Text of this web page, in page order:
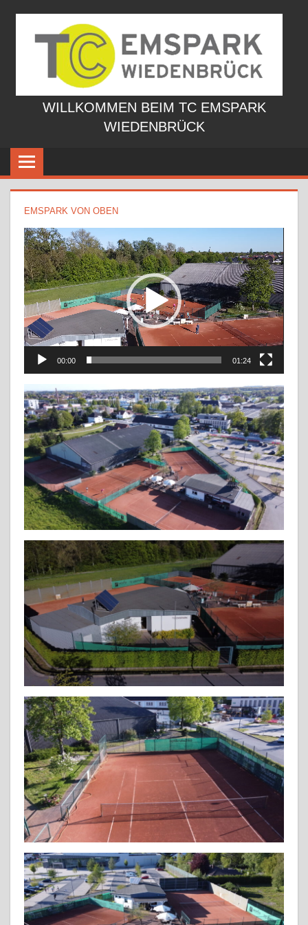
springen
WILLKOMMEN BEIM TC EMSPARK
WIEDENBRÜCK
EMSPARK VON OBEN
Video-
Player
00:00 01:24